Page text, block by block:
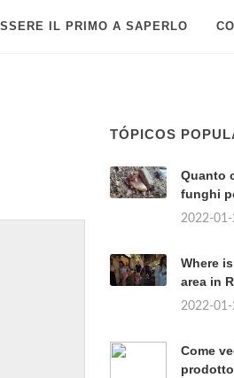
IL PRIMO A SAPERLO
TÓPICOS
Quanto
funghi
2022-
Where
area in
2022-
Come